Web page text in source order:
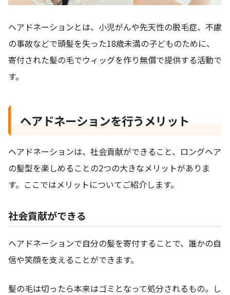
ヘアドネーションとは、小児がんや先天性の脱毛症、不慮
の事故などで頭髪を失った18歳未満の子どものために、
寄付された髪の毛でウィッグを作り無償で提供する活動で
す。
ヘアドネーションを行うメリット
ヘアドネーションは、社会貢献ができること、ロングヘア
の髪型を楽しめることの2つの大きなメリットがありま
す。ここではメリットについてご紹介します。
社会貢献ができる
ヘアドネーションで自分の髪を寄付することで、誰かの自
信や笑顔を支えることができます。
髪の毛は切ったら本来はゴミとなって処分されるもの。し